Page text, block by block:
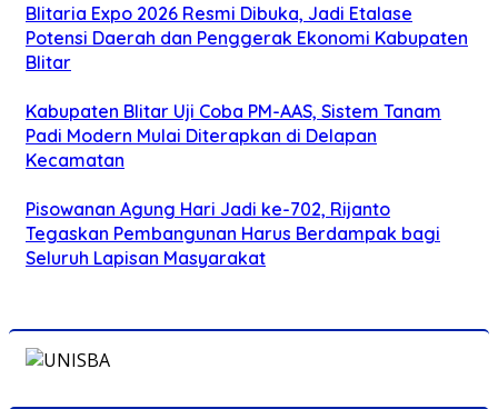
Blitaria Expo 2026 Resmi Dibuka, Jadi Etalase
Potensi Daerah dan Penggerak Ekonomi Kabupaten
Blitar
Kabupaten Blitar Uji Coba PM-AAS, Sistem Tanam
Padi Modern Mulai Diterapkan di Delapan
Kecamatan
Pisowanan Agung Hari Jadi ke-702, Rijanto
Tegaskan Pembangunan Harus Berdampak bagi
Seluruh Lapisan Masyarakat